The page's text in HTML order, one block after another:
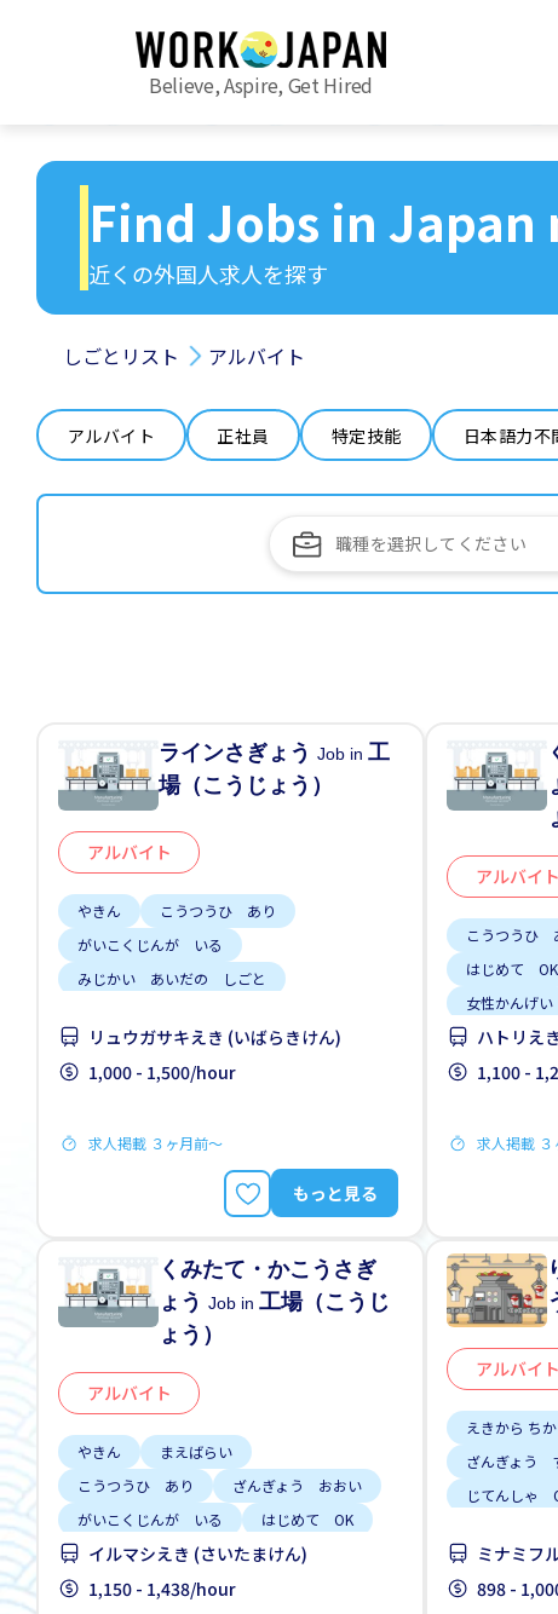
Believe, Aspire, Get Hired
Find Jobs in Japan
近くの外国人求人を探す
しごとリスト アルバイト
アルバイト 正社員 特定技能 日本語力不
ラインさぎょうJob in工
場（こうじょう）
アルバイト
やきん
こうつうひ あり
がいこくじんが いる
みじかい あいだの しごと
土日 しごと
車通勤
リュウガサキえき (いばらきけん)
1,000 - 1,500/hour
求人掲載 ３ヶ月前〜
もっと見る
アルバイト
こうつうひ
はじめて OK
女性かんげい
ハトリえ
1,100 -
求人掲載 ３
くみたて・かこうさぎ
ょうJob in工場（こうじ
ょう）
アルバイト
やきん
まえばらい
こうつうひ あり
ざんぎょう おおい
がいこくじんが いる
はじめて OK
じてんしゃ OK
男性かんげい
車通勤
イルマシえき (さいたまけん)
1,150 - 1,438/hour
アルバイト
えきから ち
ざんぎょう
じてんしゃ
ミナミフ
898 -